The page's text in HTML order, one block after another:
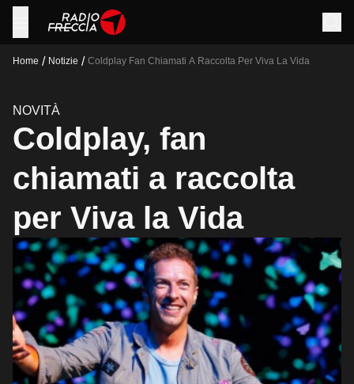
Home / Notizie / Coldplay Fan Chiamati A Raccolta Per Viva La Vida
NOVITÀ
Coldplay, fan
chiamati a raccolta
per Viva la Vida